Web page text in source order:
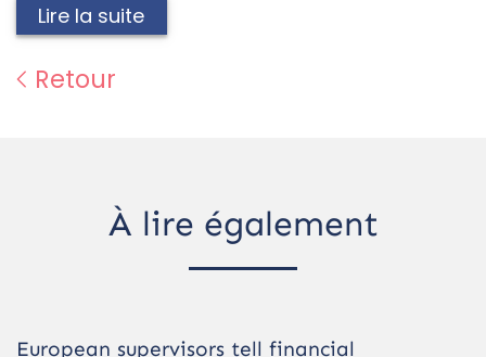
Lire la suite
Retour
À lire également
European supervisors tell financial